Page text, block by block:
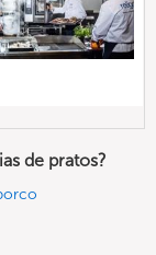
de pratos?